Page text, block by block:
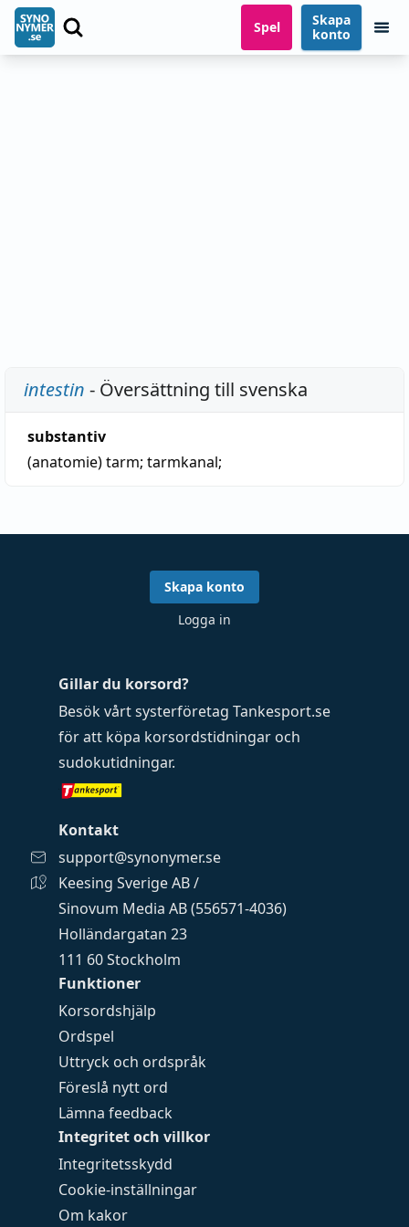
Spel
Skapa
konto
intestin - Översättning till svenska
substantiv
(anatomie)tarm; tarmkanal;
Funktioner
Korsordshjälp
Ordspel
Uttryck och ordspråk
Föreslå nytt ord
Lämna feedback
Integritet och villkor
Integritetsskydd
Cookie-inställningar
Om kakor
Gillar du korsord?
Besök vårt systerföretag Tankesport.se
för att köpa korsordstidningar och
sudokutidningar.
Kontakt
support@synonymer.se
Keesing Sverige AB /
Sinovum Media AB (556571-4036)
Holländargatan 23
111 60 Stockholm
Skapa konto
Logga in